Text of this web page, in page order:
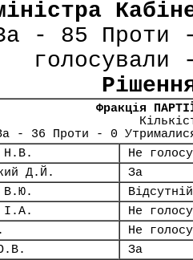
- 85 Проти
Фракція
- 36 Проти - 0
Н.В.
Не
Д.Й.
За
В.Ю.
Відсутній
І.А.
Не
Не
За